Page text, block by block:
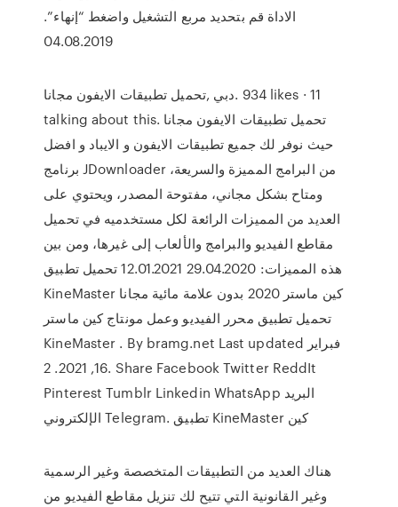
الاداة قم بتحديد مربع التشغيل واضغط “إنهاء”.
04.08.2019
talking about this. ‎تحميل تطبيقات الايفون مجانا
حيث نوفر لك جميع تطبيقات الايفون و الايباد و افضل
برنامج JDownloader من البرامج المميزة والسريعة،
ومتاح بشكل مجاني، مفتوحة المصدر، ويحتوي على
العديد من المميزات الرائعة لكل مستخدميه في تحميل
مقاطع الفيديو والبرامج والألعاب إلى غيرها، ومن بين
هذه المميزات: 29.04.2020 12.01.2021 تحميل تطبيق
KineMaster كين ماستر 2020 بدون علامة مائية مجانا
تحميل تطبيق محرر الفيديو وعمل مونتاج كين ماستر
KineMaster . By bramg.net Last updated فبراير
16, 2021. 2. Share Facebook Twitter ReddIt
Pinterest Tumblr Linkedin WhatsApp البريد
الإلكتروني Telegram. تطبيق KineMaster كين
هناك العديد من التطبيقات المتخصصة وغير الرسمية
وغير القانونية التي تتيح لك تنزيل مقاطع الفيديو من